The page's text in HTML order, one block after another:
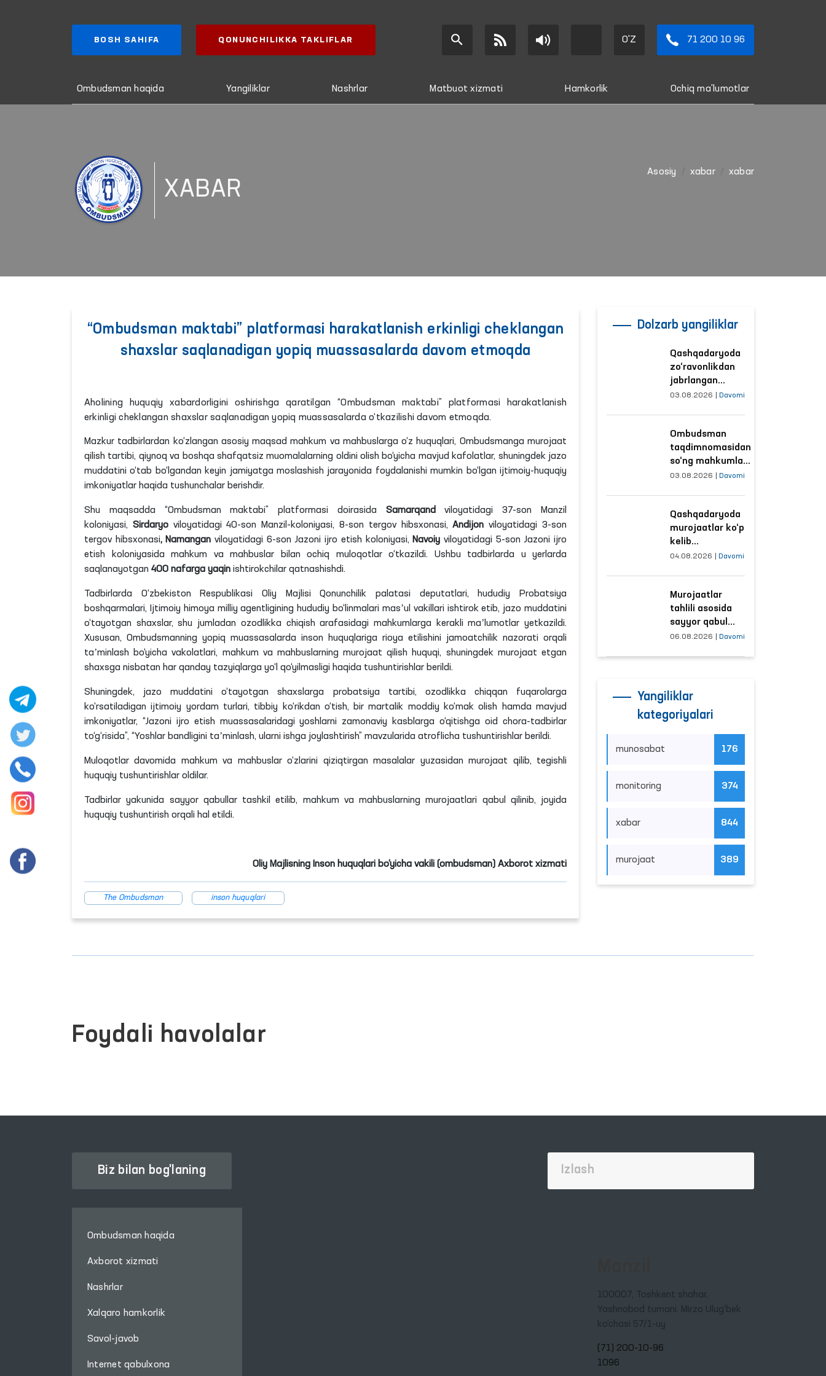
BOSH SAHIFA QONUNCHILIKKA TAKLIFLAR O'Z 71 200 10 96
Ombudsman haqida Yangiliklar Nashrlar Matbuot xizmati Hamkorlik Ochiq ma'lumotlar
XABAR
Asosiy xabar xabar
“Ombudsman maktabi” platformasi harakatlanish erkinligi cheklangan
shaxslar saqlanadigan yopiq muassasalarda davom etmoqda
Aholining huquqiy xabardorligini oshirishga qaratilgan “Ombudsman maktabi” platformasi harakatlanish
erkinligi cheklangan shaxslar saqlanadigan yopiq muassasalarda o‘tkazilishi davom etmoqda.
Mazkur tadbirlardan ko‘zlangan asosiy maqsad mahkum va mahbuslarga o‘z huquqlari, Ombudsmanga murojaat
qilish tartibi, qiynoq va boshqa shafqatsiz muomalalarning oldini olish bo‘yicha mavjud kafolatlar, shuningdek jazo
muddatini o‘tab bo‘lgandan keyin jamiyatga moslashish jarayonida foydalanishi mumkin bo‘lgan ijtimoiy-huquqiy
imkoniyatlar haqida tushunchalar berishdir.
Shu maqsadda “Ombudsman maktabi” platformasi doirasida Samarqandviloyatidagi 37-son Manzil
koloniyasi, Sirdaryoviloyatidagi 40-son Manzil-koloniyasi, 8-son tergov hibsxonasi, Andijon viloyatidagi 3-son
tergov hibsxonasi, Namangan viloyatidagi 6-son Jazoni ijro etish koloniyasi,Navoiy viloyatidagi 5-son Jazoni ijro
etish koloniyasida mahkum va mahbuslar bilan ochiq muloqotlar o‘tkazildi. Ushbu tadbirlarda u yerlarda
saqlanayotgan 400 nafarga yaqin ishtirokchilar qatnashishdi.
Tadbirlarda O‘zbekiston Respublikasi Oliy Majlisi Qonunchilik palatasi deputatlari, hududiy Probatsiya
boshqarmalari, Ijtimoiy himoya milliy agentligining hududiy bo‘linmalari masʼul vakillari ishtirok etib, jazo muddatini
o‘tayotgan shaxslar, shu jumladan ozodlikka chiqish arafasidagi mahkumlarga kerakli maʼlumotlar yetkazildi.
Xususan, Ombudsmanning yopiq muassasalarda inson huquqlariga rioya etilishini jamoatchilik nazorati orqali
taʼminlash bo‘yicha vakolatlari, mahkum va mahbuslarning murojaat qilish huquqi, shuningdek murojaat etgan
shaxsga nisbatan har qanday tazyiqlarga yo‘l qo‘yilmasligi haqida tushuntirishlar berildi.
Shuningdek, jazo muddatini o‘tayotgan shaxslarga probatsiya tartibi, ozodlikka chiqqan fuqarolarga
ko‘rsatiladigan ijtimoiy yordam turlari, tibbiy ko‘rikdan o‘tish, bir martalik moddiy ko‘mak olish hamda mavjud
imkoniyatlar, “Jazoni ijro etish muassasalaridagi yoshlarni zamonaviy kasblarga o‘qitishga oid chora-tadbirlar
to‘g‘risida”, “Yoshlar bandligini taʼminlash, ularni ishga joylashtirish” mavzularida atroflicha tushuntirishlar berildi.
Muloqotlar davomida mahkum va mahbuslar o‘zlarini qiziqtirgan masalalar yuzasidan murojaat qilib, tegishli
huquqiy tushuntirishlar oldilar.
Tadbirlar yakunida sayyor qabullar tashkil etilib, mahkum va mahbuslarning murojaatlari qabul qilinib, joyida
huquqiy tushuntirish orqali hal etildi.
Oliy Majlisning Inson huquqlari bo‘yicha vakili (ombudsman) Axborot xizmati
The Ombudsman inson huquqlari
Dolzarb yangiliklar
Qashqadaryoda
zo‘ravonlikdan
jabrlangan
ayolning holati
o‘rganildi
03.08.2026 Davomi
Ombudsman
taqdimnomasidan
so‘ng mahkumlar
mehnat
sharoitlar
yaxshilandi
03.08.2026 Davomi
Qashqadaryoda
murojaatlar ko‘p
kelib
tushayotgan
yo‘lga qo‘yildi
04.08.2026 Davomi
Murojaatlar
tahlili asosida
sayyor qabul
o‘tkaziladigan
06.08.2026 Davomi
Yangiliklar
kategoriyalari
munosabat 176
monitoring 374
xabar 844
murojaat 389
Foydali havolalar
Biz bilan bog'laning
Ombudsman haqida
Axborot xizmati
Nashrlar
Xalqaro hamkorlik
Savol-javob
Internet qabulxona
100007, Toshkent shahar,
Yashnobod tumani. Mirzo Ulug‘bek
ko‘chasi 57/1-uy
(71) 200-10-96
1096